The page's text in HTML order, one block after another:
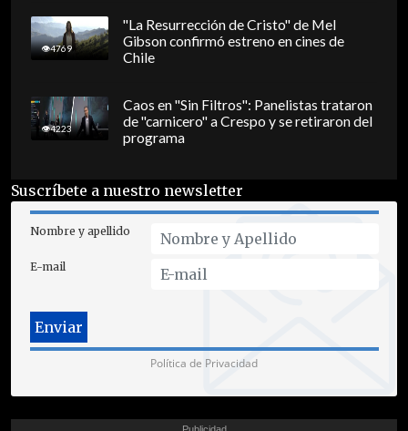
4769
"La Resurrección de Cristo" de Mel
Gibson confirmó estreno en cines de
Chile
4223
Caos en "Sin Filtros": Panelistas trataron
de "carnicero" a Crespo y se retiraron del
programa
Suscríbete a nuestro newsletter
Nombre y apellido
E-mail
Política de Privacidad